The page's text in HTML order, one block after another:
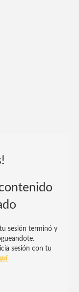
sesión terminó y
sesión con tu